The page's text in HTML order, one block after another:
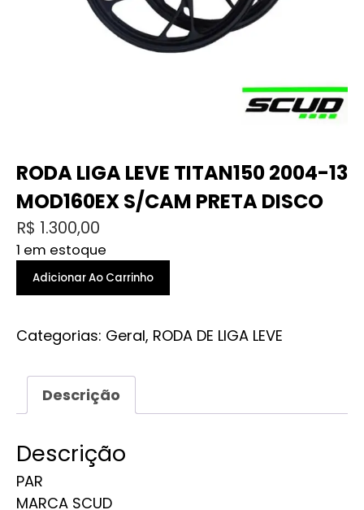
RODA LIGA LEVE TITAN150 2004-13
MOD160EX S/CAM PRETA DISCO
R$ 1.300,00
1 em estoque
RODA
LIGA
TITAN150
13
MOD160EX
PRETA
DISCO
quantidade
Adicionar Ao Carrinho
Categorias: Geral, RODA DE LIGA LEVE
Descrição
Descrição
PAR
MARCA SCUD